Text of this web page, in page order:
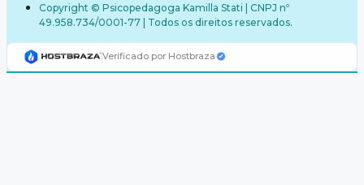
Copyright © Psicopedagoga Kamilla Stati | CNPJ nº
49.958.734/0001-77 | Todos os direitos reservados.